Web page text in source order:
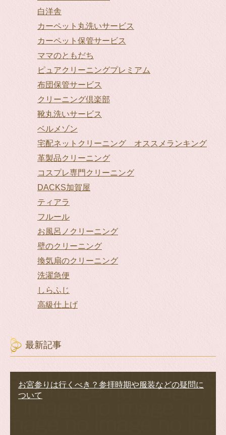
白洋舎
カーペット丸洗いサービス
カーペット保管サービス
ママのともだち
ピュアクリーニングプレミアム
布団保管サービス
クリーニング倶楽部
靴丸洗いサービス
ベルメゾン
宅配ネットクリーニング オススメランキング
革製品クリーニング
コスプレ専門クリーニング
DACKS加賀屋
ティアラ
フルール
お風呂ノクリーニング
壁のクリーニング
換気扇のクリーニング
洗濯急便
しらふじ
高級仕上げ
最新記事
お宮参りは行くべき？参拝時期や服装などの疑問に
ついて